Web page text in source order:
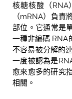
核糖核酸（RNA
（mRNA）負責
部位。它通常是
一種非編碼 RNA
不容易被分解的
一度被認為是
愈來愈多的研究
相關。